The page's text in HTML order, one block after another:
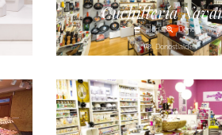
Cuchillería
Hogar Donostia
Donostialdea